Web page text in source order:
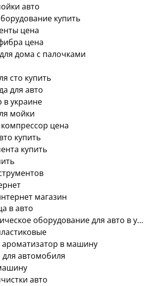
авто
купить
цена
цена
дома с палочками
сто купить
для авто
в украине
мойки
цена
купить
купить
магазин
в авто
Купить диагностическое оборудование для авто в украине
ароматизатор в машину
для автомобиля
авто